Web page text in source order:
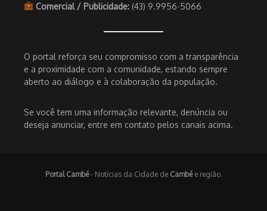
Comercial / Publicidade:(43) 9.9956-5066
O portal reforça seu compromisso com a transparência
e a proximidade com a comunidade, estando sempre
aberto ao diálogo e à colaboração da população.
Se você tem uma informação relevante, denúncia ou
deseja anunciar, entre em contato pelos canais acima.
Portal Cambé- Notícias da Cidade de Cambée região.